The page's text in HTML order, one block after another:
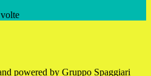
volte
powered by Gruppo Spaggiari